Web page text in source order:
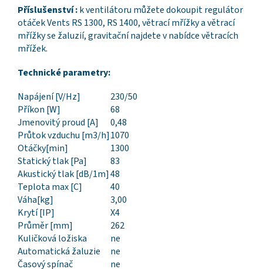
Příslušenství :k ventilátoru můžete dokoupit regulátor
otáček Vents RS 1300, RS 1400, větrací mřížky a větrací
mřížky se žaluzií, gravitační najdete v nabídce větracích
mřížek.
Technické parametry:
Napájení [V/Hz]
230/50
Příkon [W]
68
Jmenovitý proud [A]
0,48
Průtok vzduchu [m3/h]1070
Otáčky[min]
1300
Statický tlak [Pa]
83
Akustický tlak [dB/1m]48
Teplota max [C]
40
Váha[kg]
3,00
Krytí [IP]
X4
Průměr [mm]
262
Kuličková ložiska
ne
Automatická žaluzie
ne
Časový spínač
ne